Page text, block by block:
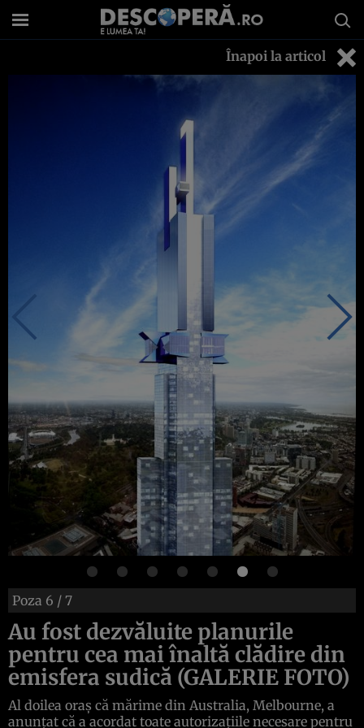
Înapoi la articol
Poza 6 / 7
Au fost dezvăluite planurile
pentru cea mai înaltă clădire din
emisfera sudică (GALERIE FOTO)
Al doilea oraş că mărime din Australia, Melbourne, a
anunţat că a acordat toate autorizaţiile necesare pentru